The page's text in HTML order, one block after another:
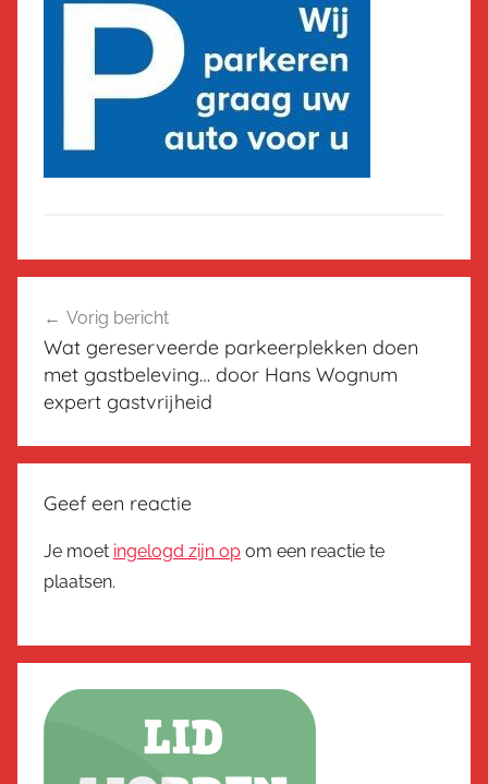
navigatie
Vorig bericht
Wat gereserveerde parkeerplekken doen
met gastbeleving… door Hans Wognum
expert gastvrijheid
Geef een reactie
Je moet ingelogd zijn op om een reactie te
plaatsen.